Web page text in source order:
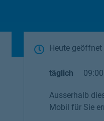
Heute geöffnet
täglich 09:00
Ausserhalb
Mobil für Sie